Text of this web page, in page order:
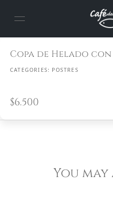
Copa de Helado
CATEGORIES: POSTRES
$6.500
You